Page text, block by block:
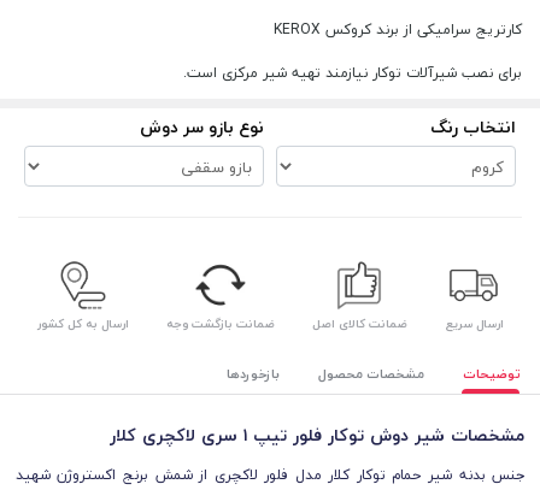
کارتریج سرامیکی از برند کروکس KEROX
برای نصب شیرآلات توکار نیازمند تهیه شیر مرکزی است.
انتخاب رنگ نوع بازو سر دوش
ارسال سریع ضمانت کالای اصل ضمانت بازگشت وجه ارسال به کل کشور
توضیحات مشخصات محصول بازخوردها
مشخصات شیر دوش توکار فلور تیپ ۱ سری لاکچری کلار
جنس بدنه شیر حمام توکار کلار مدل فلور لاکچری از شمش برنج اکستروژن شهید